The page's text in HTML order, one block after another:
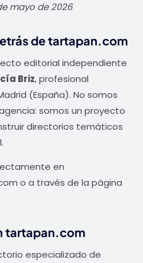
mayo de 2026
de tartapan.com
editorial independiente
Briz, profesional
(España). No somos
somos un proyecto
directorios temáticos
en
o a través de la página
tartapan.com
especializado de